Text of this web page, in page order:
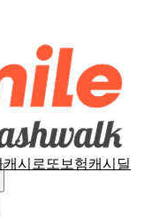
캐시로또 보험캐시딜